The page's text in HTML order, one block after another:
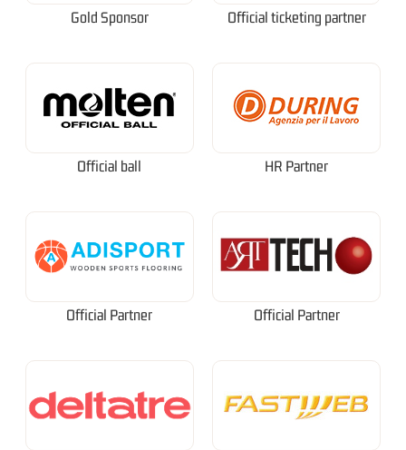
Gold Sponsor Official ticketing partner
Official ball HR Partner
Official Partner Official Partner